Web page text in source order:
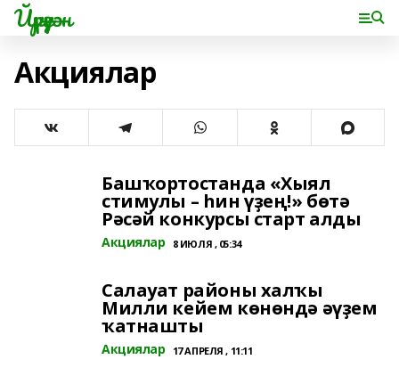
Йүрүҙән
Акциялар
Башҡортостанда «Хыял
стимулы – һин үҙең!» бөтә
Рәсәй конкурсы старт алды
Акциялар 8 ИЮЛЯ , 05:34
Салауат районы халҡы
Милли кейем көнөндә әүҙем
ҡатнашты
Акциялар 17 АПРЕЛЯ , 11:11